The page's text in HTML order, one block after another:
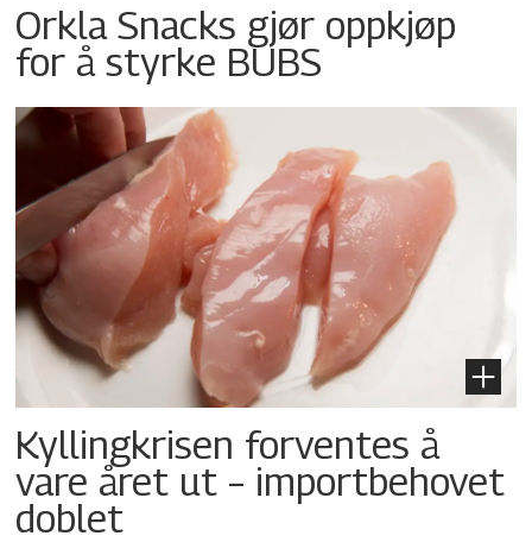
Orkla Snacks gjør oppkjøp
for å styrke BUBS
Kyllingkrisen forventes å
vare året ut – importbehovet
doblet